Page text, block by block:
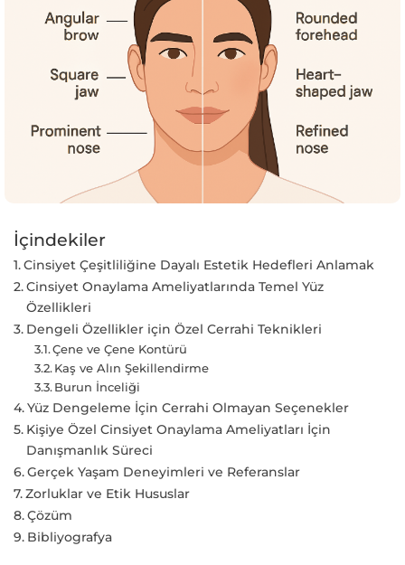
İçindekiler
Cinsiyet Çeşitliliğine Dayalı Estetik Hedefleri Anlamak
Cinsiyet Onaylama Ameliyatlarında Temel Yüz
Özellikleri
Dengeli Özellikler için Özel Cerrahi Teknikleri
Çene ve Çene Kontürü
Kaş ve Alın Şekillendirme
Burun İnceliği
Yüz Dengeleme İçin Cerrahi Olmayan Seçenekler
Kişiye Özel Cinsiyet Onaylama Ameliyatları İçin
Danışmanlık Süreci
Gerçek Yaşam Deneyimleri ve Referanslar
Zorluklar ve Etik Hususlar
Çözüm
Bibliyografya